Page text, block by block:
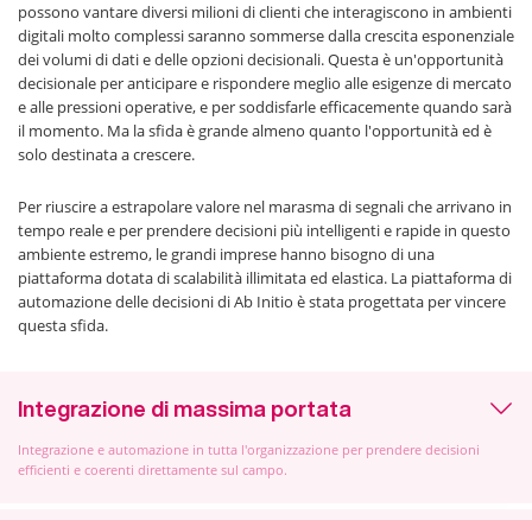
possono vantare diversi milioni di clienti che interagiscono in ambienti
digitali molto complessi saranno sommerse dalla crescita esponenziale
dei volumi di dati e delle opzioni decisionali. Questa è un'opportunità
decisionale per anticipare e rispondere meglio alle esigenze di mercato
e alle pressioni operative, e per soddisfarle efficacemente quando sarà
il momento. Ma la sfida è grande almeno quanto l'opportunità ed è
solo destinata a crescere.
Per riuscire a estrapolare valore nel marasma di segnali che arrivano in
tempo reale e per prendere decisioni più intelligenti e rapide in questo
ambiente estremo, le grandi imprese hanno bisogno di una
piattaforma dotata di scalabilità illimitata ed elastica. La piattaforma di
automazione delle decisioni di Ab Initio è stata progettata per vincere
questa sfida.
Integrazione di massima portata
Integrazione e automazione in tutta l'organizzazione per prendere decisioni
efficienti e coerenti direttamente sul campo.